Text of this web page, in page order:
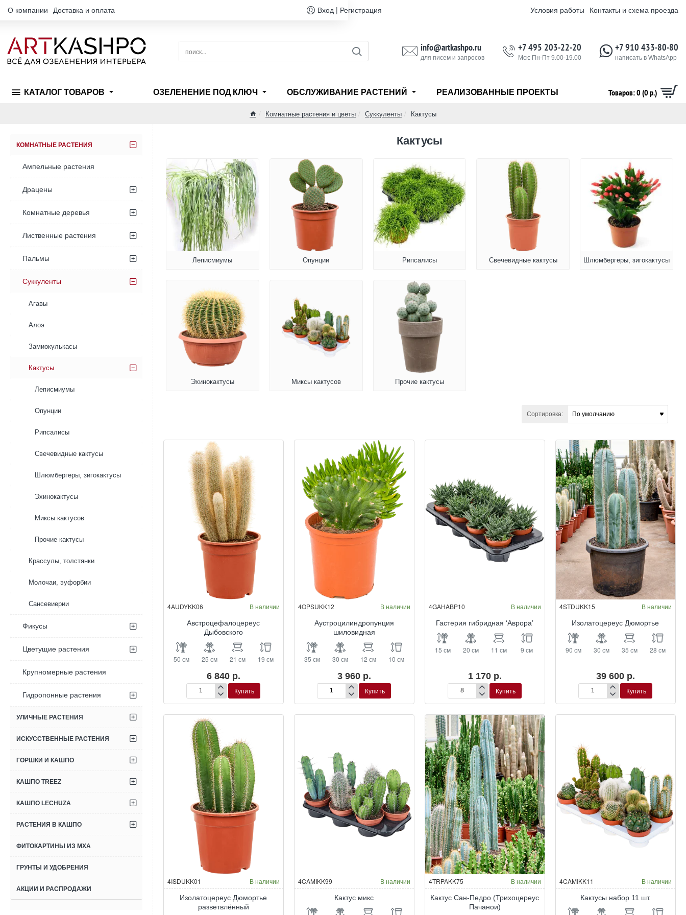
О компании Доставка и оплата Вход | Регистрация Условия работы Контакты и схема проезда
поиск...
info@artkashpo.ru
для писем и запросов
+7 495 203-22-20
Мск: Пн-Пт 9.00-19.00
+7 910 433-80-80
написать в WhatsApp
КАТАЛОГ ТОВАРОВ ОЗЕЛЕНЕНИЕ ПОД КЛЮЧ ОБСЛУЖИВАНИЕ РАСТЕНИЙ РЕАЛИЗОВАННЫЕ ПРОЕКТЫ Товаров: 0 (0 р.)
Комнатные растения и цветы Суккуленты Кактусы
КОМНАТНЫЕ РАСТЕНИЯ
Ампельные растения
Драцены
Комнатные деревья
Лиственные растения
Пальмы
Суккуленты
Агавы
Алоэ
Замиокулькасы
Кактусы
Леписмиумы
Опунции
Рипсалисы
Свечевидные кактусы
Шлюмбергеры, зигокактусы
Эхинокактусы
Миксы кактусов
Прочие кактусы
Крассулы, толстянки
Молочаи, эуфорбии
Сансевиерии
Фикусы
Цветущие растения
Крупномерные растения
Гидропонные растения
УЛИЧНЫЕ РАСТЕНИЯ
ИСКУССТВЕННЫЕ РАСТЕНИЯ
ГОРШКИ И КАШПО
КАШПО TREEZ
КАШПО LECHUZA
РАСТЕНИЯ В КАШПО
ФИТОКАРТИНЫ ИЗ МХА
ГРУНТЫ И УДОБРЕНИЯ
АКЦИИ И РАСПРОДАЖИ
Кактусы
Леписмиумы Опунции Рипсалисы Свечевидные кактусы Шлюмбергеры, зигокактусы
Эхинокактусы Миксы кактусов Прочие кактусы
Сортировка:
4AUDYKK06 В наличии
Австроцефалоцереус
Дыбовского
50 см 25 см 21 см 19 см
6 840 р.
Австроцефалоцереус
Дыбовского
Купить
4OPSUKK12 В наличии
Аустроцилиндропунция
шиловидная
35 см 30 см 12 см 10 см
3 960 р.
Аустроцилиндропунция
шиловидная
Купить
4GAHABP10 В наличии
Гастерия гибридная ‘Аврора’
15 см 20 см 11 см 9 см
1 170 р.
Гастерия
гибридная
‘Аврора’
Купить
4STDUKK15 В наличии
Изолатоцереус Дюмортье
90 см 30 см 35 см 28 см
39 600 р.
Изолатоцереус
Дюмортье
Купить
4ISDUKK01 В наличии
Изолатоцереус Дюмортье
разветвлённый
4CAMIKK99 В наличии
Кактус микс
4TRPAKK75 В наличии
Кактус Сан-Педро (Трихоцереус
Пачанои)
4CAMIKK11 В наличии
Кактусы набор 11 шт.